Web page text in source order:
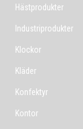
Hästprodukter
Industriprodukter
Klockor
Kläder
Konfektyr
Kontor